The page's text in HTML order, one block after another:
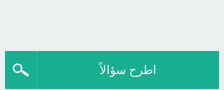
اطرح سؤالاً